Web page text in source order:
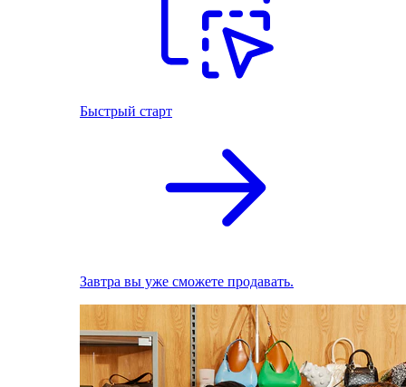
Быстрый старт
Завтра вы уже сможете продавать.